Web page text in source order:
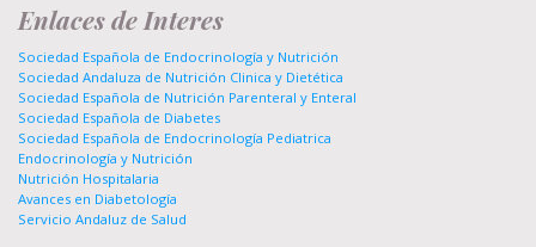
Enlaces de Interes
Sociedad Española de Endocrinología y Nutrición
Sociedad Andaluza de Nutrición Clinica y Dietética
Sociedad Española de Nutrición Parenteral y Enteral
Sociedad Española de Diabetes
Sociedad Española de Endocrinología Pediatrica
Endocrinología y Nutrición
Nutrición Hospitalaria
Avances en Diabetología
Servicio Andaluz de Salud